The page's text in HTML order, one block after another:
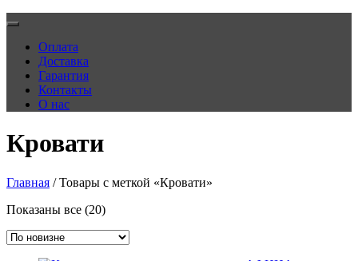
Оплата
Доставка
Гарантия
Контакты
О нас
Кровати
Главная / Товары с меткой «Кровати»
Показаны все (20)Сортировка:
недавние